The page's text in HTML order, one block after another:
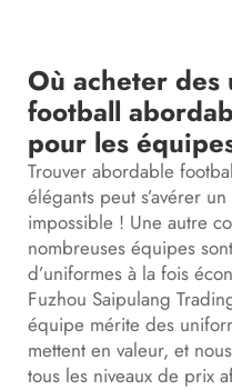
Où acheter des
football
pour les
Trouver abordable
élégants peut s’avérer
impossible ! Une autre
nombreuses équipes
d’uniformes à la fois
Fuzhou Saipulang
équipe mérite des
mettent en valeur, et
tous les niveaux de prix